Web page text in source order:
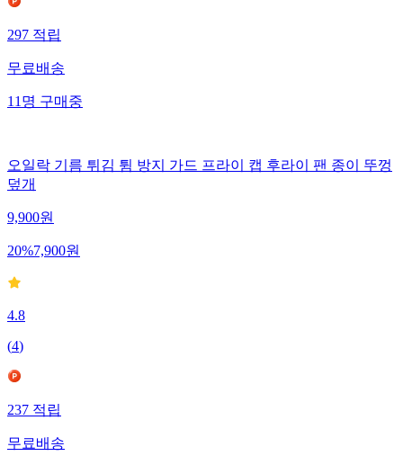
297적립
무료배송
11명구매중
오일락 기름 튀김 튐 방지 가드 프라이 캡 후라이 팬 종이 뚜껑
덮개
9,900원
20%7,900원
4.8
(4)
237적립
무료배송